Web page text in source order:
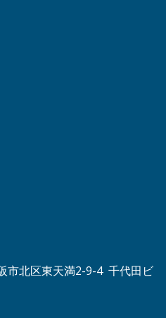
市北区東天満2-9-4 千代田ビ